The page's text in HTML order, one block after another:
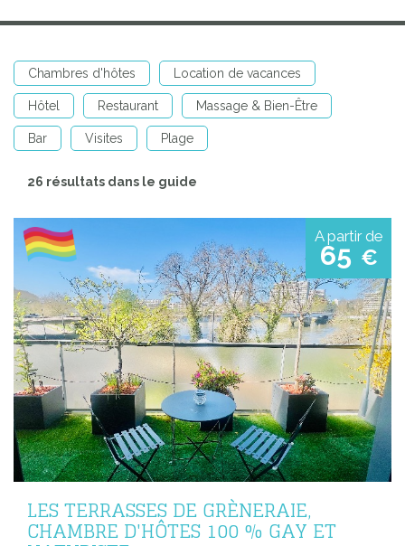
Chambres d'hôtes Location de vacances
Hôtel Restaurant Massage & Bien-Être
Bar Visites Plage
26 résultats dans le guide
A partir de
65 €
LES TERRASSES DE GRÈNERAIE,
CHAMBRE D'HÔTES 100 % GAY ET